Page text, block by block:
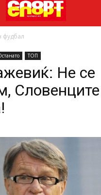
фудбал
ТОП
Не се
Словенците